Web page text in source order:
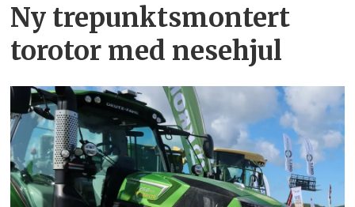
Ny trepunkts­montert
torotor med nesehjul